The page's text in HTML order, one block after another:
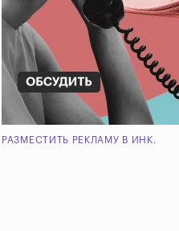
РАЗМЕСТИТЬ РЕКЛАМУ В ИНК.